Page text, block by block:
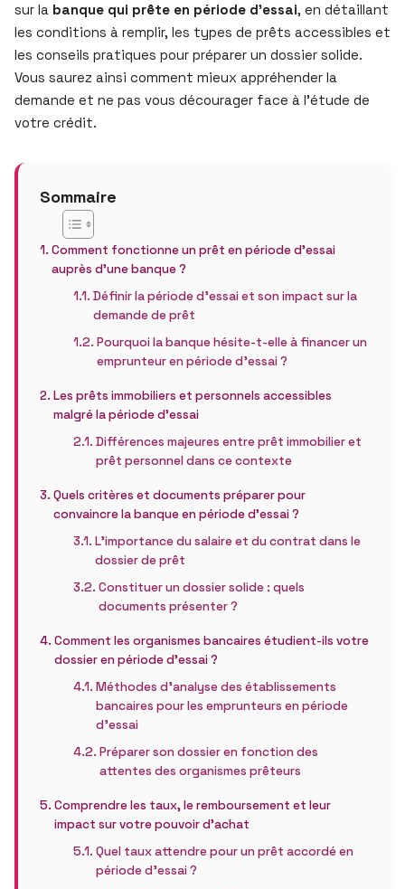
sur la banque qui prête en période d’essai, en détaillant
les conditions à remplir, les types de prêts accessibles et
les conseils pratiques pour préparer un dossier solide.
Vous saurez ainsi comment mieux appréhender la
demande et ne pas vous décourager face à l’étude de
votre crédit.
Sommaire
Comment fonctionne un prêt en période d’essai
auprès d’une banque ?
Définir la période d’essai et son impact sur la
demande de prêt
Pourquoi la banque hésite-t-elle à financer un
emprunteur en période d’essai ?
Les prêts immobiliers et personnels accessibles
malgré la période d’essai
Différences majeures entre prêt immobilier et
prêt personnel dans ce contexte
Quels critères et documents préparer pour
convaincre la banque en période d’essai ?
L’importance du salaire et du contrat dans le
dossier de prêt
Constituer un dossier solide : quels
documents présenter ?
Comment les organismes bancaires étudient-ils votre
dossier en période d’essai ?
Méthodes d’analyse des établissements
bancaires pour les emprunteurs en période
d’essai
Préparer son dossier en fonction des
attentes des organismes prêteurs
Comprendre les taux, le remboursement et leur
impact sur votre pouvoir d’achat
Quel taux attendre pour un prêt accordé en
période d’essai ?